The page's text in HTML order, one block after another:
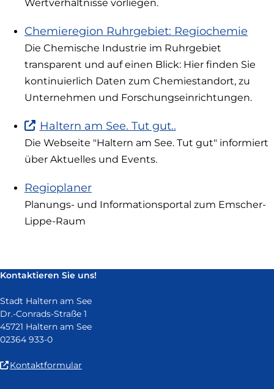
Wertverhältnisse vorliegen.
Chemieregion Ruhrgebiet: Regiochemie
Die Chemische Industrie im Ruhrgebiet
transparent und auf einen Blick: Hier finden Sie
kontinuierlich Daten zum Chemiestandort, zu
Unternehmen und Forschungseinrichtungen.
Haltern am See. Tut gut..
ist
in
Die Webseite "Haltern am See. Tut gut" informiert
über Aktuelles und Events.
Regioplaner
Planungs- und Informationsportal zum Emscher-
Lippe-Raum
Kontaktieren Sie uns!
Stadt Haltern am See
Dr.-Conrads-Straße 1
45721 Haltern am See
02364 933-0
Kontaktformular